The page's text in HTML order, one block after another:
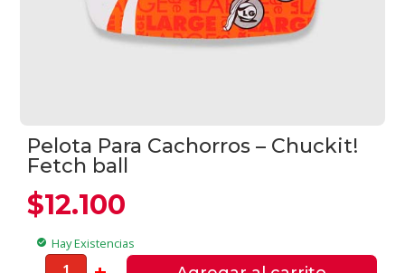
Pelota Para Cachorros – Chuckit!
Fetch ball
$12.100
check_circle Hay Existencias
Pelota